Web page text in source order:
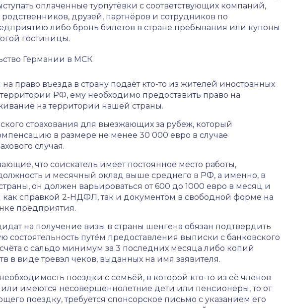
оплаченные турпутёвки с соответствующих компаний,
друзей, партнёров и сотрудников по
либо бронь билетов в стране пребывания или купоны
гостиницы.
Германии в МСК
право въезда в страну подаёт кто-то из жителей иностранных
территории РФ, ему необходимо предоставить право на
на территории нашей страны.
страхования для выезжающих за рубеж, который
в размере не менее 30 000 евро в случае
случая.
что соискатель имеет постоянное место работы,
и месячный оклад выше среднего в РФ, а именно, в
он должен варьироваться от 600 до 1000 евро в месяц и
как справкой 2-НДФЛ, так и документом в свободной форме на
предприятия.
на получение визы в страны шенгена обязан подтвердить
состоятельность путём предоставления выписки с банковского
с сальдо минимум за 3 последних месяца либо копий
в виде тревэл чеков, выданных на имя заявителя.
поездки с семьёй, в которой кто-то из её членов
или имеются несовершеннолетние дети или пенсионеры, то от
поездку, требуется спонсорское письмо с указанием его